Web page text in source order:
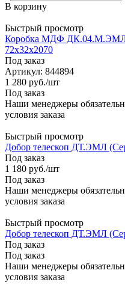
В корзину
Быстрый просмотр
Коробка МДФ ДК.04.М.ЭМЛ
72х32х2070
Под заказ
Артикул: 844894
1 280 руб./шт
Под заказ
Наши менеджеры
условия заказа
Быстрый просмотр
Добор телескоп ДТ.ЭМЛ
Под заказ
1 180 руб./шт
Под заказ
Наши менеджеры
условия заказа
Быстрый просмотр
Добор телескоп ДТ.ЭМЛ
Под заказ
Под заказ
Наши менеджеры
условия заказа